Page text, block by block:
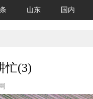
山东 国内
忙(3)